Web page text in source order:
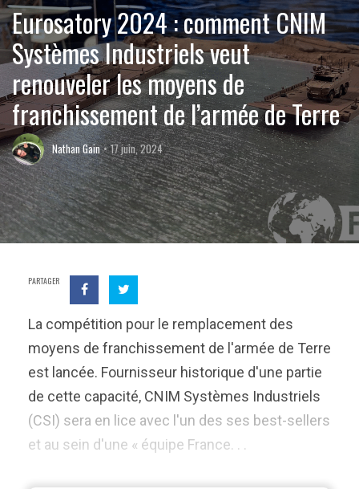
Eurosatory 2024 : comment CNIM
Systèmes Industriels veut
renouveler les moyens de
franchissement de l’armée de Terre
Nathan Gain 17 juin, 2024
PARTAGER
La compétition pour le remplacement des
moyens de franchissement de l'armée de Terre
est lancée. Fournisseur historique d'une partie
de cette capacité, CNIM Systèmes Industriels
(CSI) sera en lice avec l'un des ses best-sellers
et au sein d'une « équipe France. . .